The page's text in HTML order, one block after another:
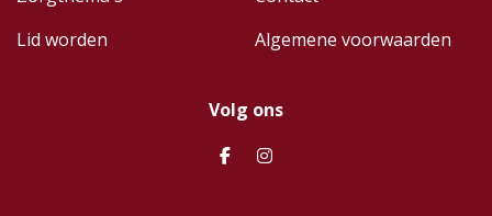
Lid worden
Algemene voorwaarden
Volg ons